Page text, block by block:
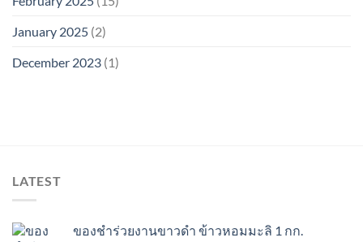
January 2025 (2)
December 2023 (1)
LATEST
ของชำร่วยงานขาวดำ ข้าวหอมมะลิ 1 กก.